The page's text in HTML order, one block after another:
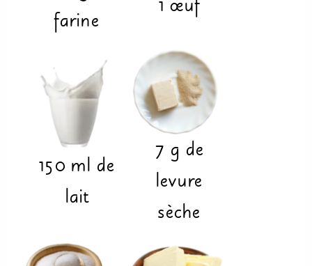
farine
1 œuf
150 ml de
lait
7 g de
levure
sèche